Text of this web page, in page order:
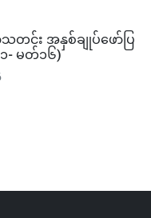
င်း အနှစ်ချုပ်ဖော်ပြ
-‌‌ မတ်၁၆)